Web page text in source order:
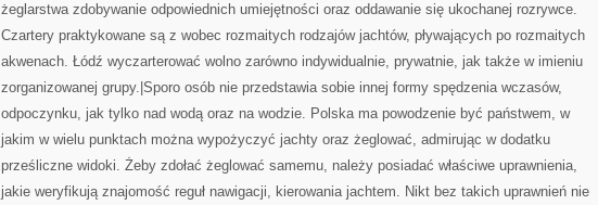
żeglarstwa zdobywanie odpowiednich umiejętności oraz oddawanie się ukochanej rozrywce.
Czartery praktykowane są z wobec rozmaitych rodzajów jachtów, pływających po rozmaitych
akwenach. Łódź wyczarterować wolno zarówno indywidualnie, prywatnie, jak także w imieniu
zorganizowanej grupy.|Sporo osób nie przedstawia sobie innej formy spędzenia wczasów,
odpoczynku, jak tylko nad wodą oraz na wodzie. Polska ma powodzenie być państwem, w
jakim w wielu punktach można wypożyczyć jachty oraz żeglować, admirując w dodatku
prześliczne widoki. Żeby zdołać żeglować samemu, należy posiadać właściwe uprawnienia,
jakie weryfikują znajomość reguł nawigacji, kierowania jachtem. Nikt bez takich uprawnień nie